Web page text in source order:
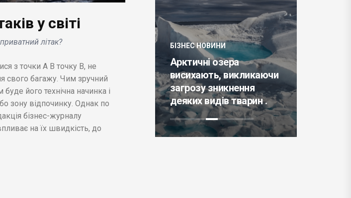
у світі
літак?
з точки А В точку В, не
свого багажу. Чим зручний
його технічна начинка і
зону відпочинку. Однак по
бізнес-журналу
на їх швидкість, до
у співпраці з
Prada та іншими
брендами
сайт
.
БІЗНЕС НОВИНИ
Арктичні озера
висихають, викликаючи
загрозу зникнення
деяких видів тварин .
БІЗНЕС НОВИНИ
ЄС має намір
свободу слова
– користувач .